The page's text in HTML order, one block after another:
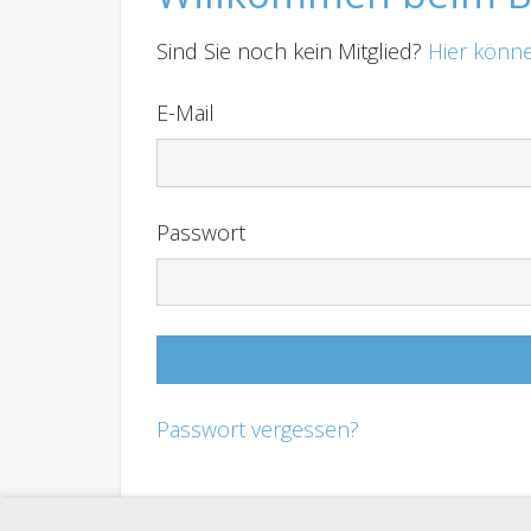
Sind Sie noch kein Mitglied? Hier
E-Mail
Passwort
Passwort vergessen?